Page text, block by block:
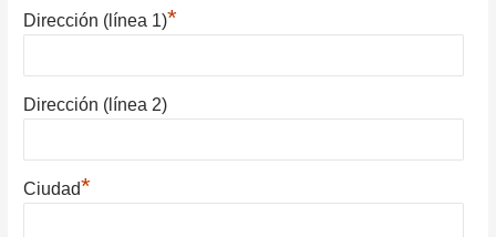
Dirección (línea 1)*
Dirección (línea 2)
Ciudad*